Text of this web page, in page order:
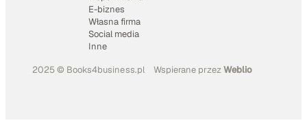
E-biznes
Własna firma
Social media
Inne
2025 © Books4business.pl Wspierane przezWeblio